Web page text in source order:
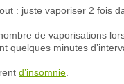
: juste vaporiser 2 fois
de vaporisations
quelques minutes
d’insomnie